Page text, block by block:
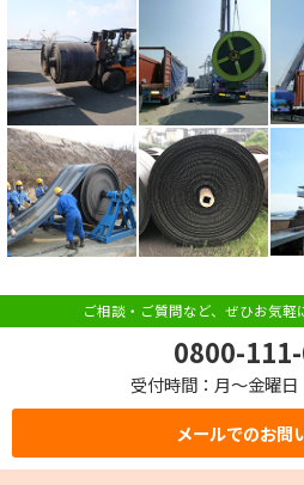
ご相談・ご質問など、ぜひお気
0800-
受付時間：月～金曜
メールでのお問